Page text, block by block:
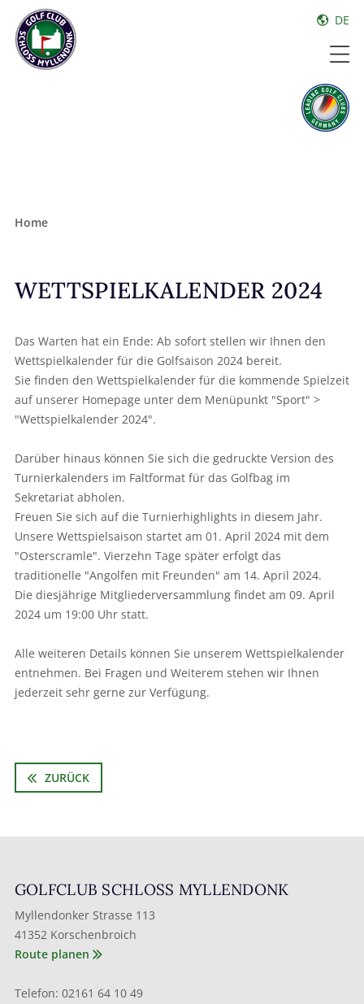
DE
Home
WETTSPIELKALENDER 2024
Das Warten hat ein Ende: Ab sofort stellen wir Ihnen den
Wettspielkalender für die Golfsaison 2024 bereit.
Sie finden den Wettspielkalender für die kommende Spielzeit
auf unserer Homepage unter dem Menüpunkt "Sport" >
"Wettspielkalender 2024".
Darüber hinaus können Sie sich die gedruckte Version des
Turnierkalenders im Faltformat für das Golfbag im
Sekretariat abholen.
Freuen Sie sich auf die Turnierhighlights in diesem Jahr.
Unsere Wettspielsaison startet am 01. April 2024 mit dem
"Osterscramle". Vierzehn Tage später erfolgt das
traditionelle "Angolfen mit Freunden" am 14. April 2024.
Die diesjährige Mitgliederversammlung findet am 09. April
2024 um 19:00 Uhr statt.
Alle weiteren Details können Sie unserem Wettspielkalender
entnehmen. Bei Fragen und Weiterem stehen wir Ihnen
jederzeit sehr gerne zur Verfügung.
ZURÜCK
GOLFCLUB SCHLOSS MYLLENDONK
Myllendonker Strasse 113
41352 Korschenbroich
Route planen
Telefon: 02161 64 10 49